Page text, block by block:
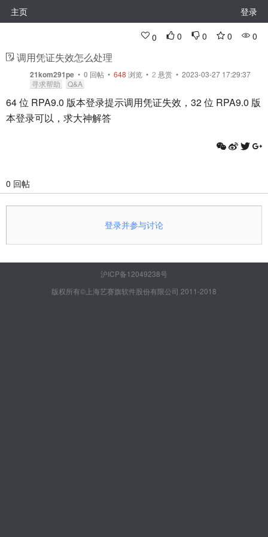
主页 登录
0 0 0 0 0
调用凭证失效怎么处理
21kom291pe • 0 回帖 • 648 浏览 • 2 悬赏 • 2023-03-27 17:29:37
寻求帮助
Q&A
64 位 RPA9.0 版本登录提示调用凭证失效，32 位 RPA9.0 版
本登录可以，求大神解答
0 回帖
登录并参与讨论
沪ICP备12049238号
版权所有©上海艺赛旗软件股份有限公司 2011-2018